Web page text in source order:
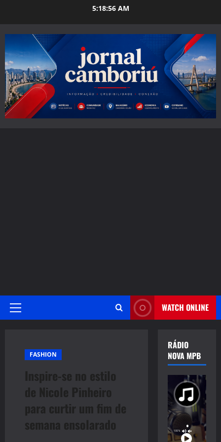
5:18:57 AM
Primary
WATCH ONLINE
FASHION
Inspire-se no estilo
de Nicole Pinheiro
para curtir um fim de
semana ensolarado
RÁDIO
NOVA MPB